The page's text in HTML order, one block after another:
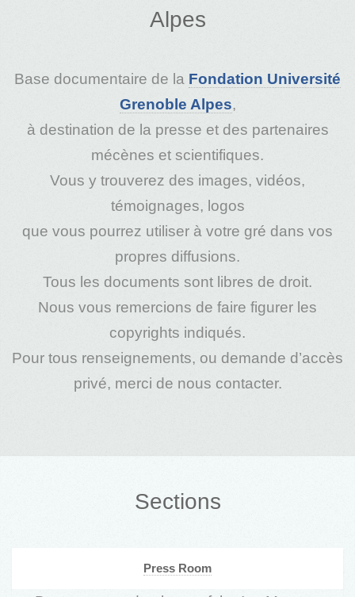
Alpes
Base documentaire de la Fondation Université
Grenoble Alpes,
à destination de la presse et des partenaires
mécènes et scientifiques.
Vous y trouverez des images, vidéos,
témoignages, logos
que vous pourrez utiliser à votre gré dans vos
propres diffusions.
Tous les documents sont libres de droit.
Nous vous remercions de faire figurer les
copyrights indiqués.
Pour tous renseignements, ou demande d’accès
privé, merci de nous contacter.
Sections
Press Room